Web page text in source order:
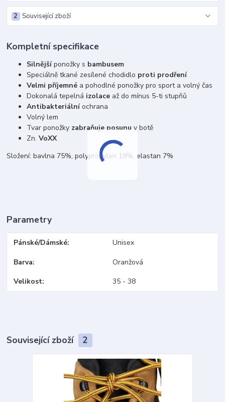
Související zboží
2
Kompletní specifikace
Silnějšíponožky s bambusem
Speciálně tkané zesílené chodidlo proti prodření
Velmi příjemné a pohodlné ponožky pro sport a volný čas
Dokonalá tepelná izolace až do mínus 5-ti stupňů
Antibakteriálníochrana
Volný lem
Tvar ponožky zabraňuje posunu v botě
Zn.VoXX
Složení: bavlna 75%, polypropylen 18%, elastan 7%
Parametry
Pánské/Dámské Unisex
Barva Oranžová
Velikost 35 - 38
Související zboží 2